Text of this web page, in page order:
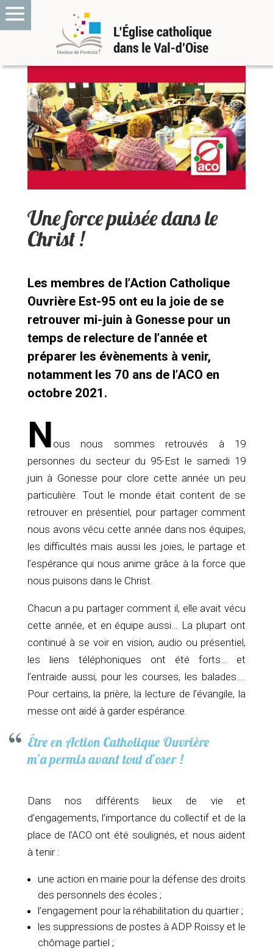
Une force puisée dans le
Christ !
Les membres de l’Action Catholique
Ouvrière Est-95 ont eu la joie de se
retrouver mi-juin à Gonesse pour un
temps de relecture de l’année et
préparer les évènements à venir,
notamment les 70 ans de l’ACO en
octobre 2021.
N ous nous sommes retrouvés à 19
personnes du secteur du 95-Est le samedi 19
juin à Gonesse pour clore cette année un peu
particulière. Tout le monde était content de se
retrouver en présentiel, pour partager comment
nous avons vécu cette année dans nos équipes,
les difficultés mais aussi les joies, le partage et
l’espérance qui nous anime grâce à la force que
nous puisons dans le Christ.
Chacun a pu partager comment il, elle avait vécu
cette année, et en équipe aussi… La plupart ont
continué à se voir en vision, audio ou présentiel,
les liens téléphoniques ont été forts… et
l’entraide aussi, pour les courses, les balades….
Pour certains, la prière, la lecture de l’évangile, la
messe ont aidé à garder espérance.
Être en Action Catholique Ouvrière
m’a permis avant tout d’oser !
Dans nos différents lieux de vie et
d’engagements, l’importance du collectif et de la
place de l’ACO ont été soulignés, et nous aident
à tenir :
une action en mairie pour la défense des droits
des personnels des écoles ;
l’engagement pour la réhabilitation du quartier ;
les suppressions de postes à ADP Roissy et le
chômage partiel ;